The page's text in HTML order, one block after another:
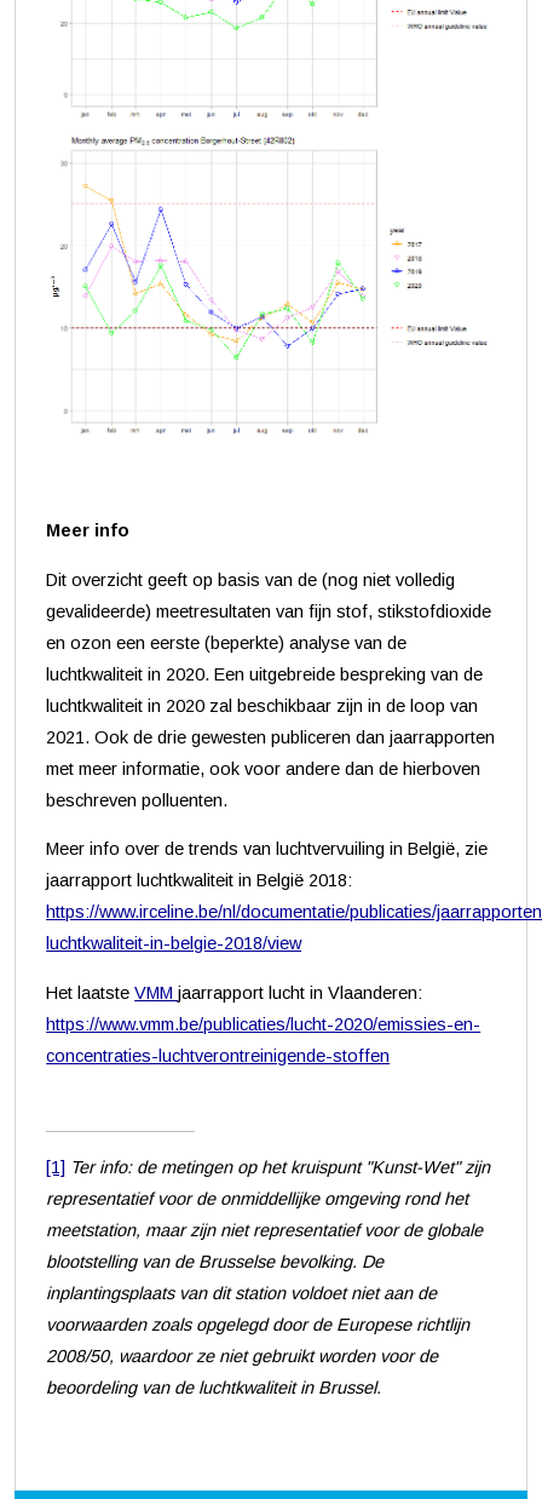
Meer info
Dit overzicht geeft op basis van de (nog niet volledig
gevalideerde) meetresultaten van fijn stof, stikstofdioxide
en ozon een eerste (beperkte) analyse van de
luchtkwaliteit in 2020. Een uitgebreide bespreking van de
luchtkwaliteit in 2020 zal beschikbaar zijn in de loop van
2021. Ook de drie gewesten publiceren dan jaarrapporten
met meer informatie, ook voor andere dan de hierboven
beschreven polluenten.
Meer info over de trends van luchtvervuiling in België, zie
jaarrapport luchtkwaliteit in België 2018:
https://www.irceline.be/nl/documentatie/publicaties/
luchtkwaliteit-in-belgie-2018/view
Het laatsteVMMjaarrapport lucht in Vlaanderen:
https://www.vmm.be/publicaties/lucht-2020/emissies-en-
concentraties-luchtverontreinigende-stoffen
[1] Ter info: de metingen op het kruispunt "Kunst-Wet" zijn
representatief voor de onmiddellijke omgeving rond het
meetstation, maar zijn niet representatief voor de globale
blootstelling van de Brusselse bevolking. De
inplantingsplaats van dit station voldoet niet aan de
voorwaarden zoals opgelegd door de Europese richtlijn
2008/50, waardoor ze niet gebruikt worden voor de
beoordeling van de luchtkwaliteit in Brussel.